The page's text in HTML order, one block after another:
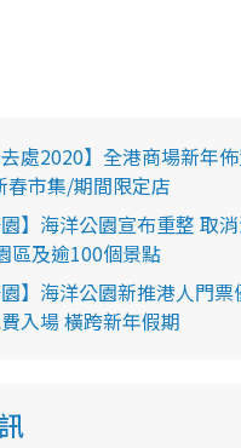
去處2020】全港商場新年
春市集/期間限定店
園】海洋公園宣布重整 取
區及逾100個景點
園】海洋公園新推港人門
入場 橫跨新年假期